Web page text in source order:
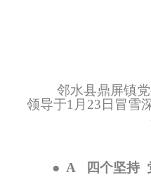
邻水县鼎屏镇
领导于1月23日冒雪
● A 四个坚持